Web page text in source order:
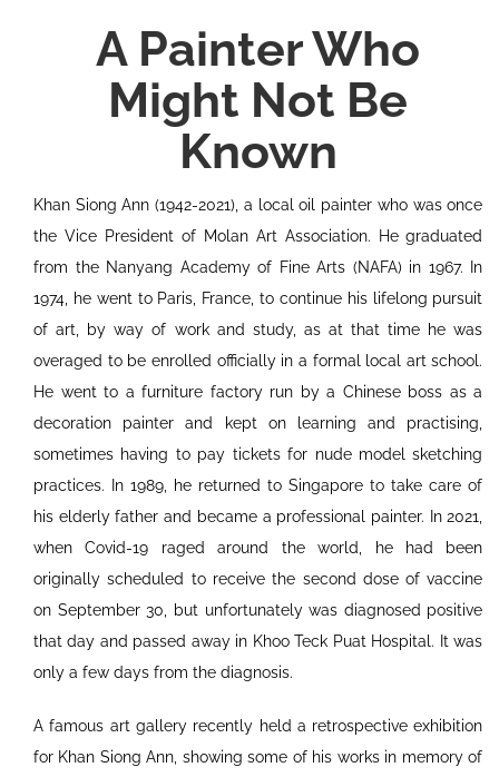
A Painter Who
Might Not Be
Known
Khan Siong Ann (1942-2021), a local oil painter who was once
the Vice President of Molan Art Association. He graduated
from the Nanyang Academy of Fine Arts (NAFA) in 1967. In
1974, he went to Paris, France, to continue his lifelong pursuit
of art, by way of work and study, as at that time he was
overaged to be enrolled officially in a formal local art school.
He went to a furniture factory run by a Chinese boss as a
decoration painter and kept on learning and practising,
sometimes having to pay tickets for nude model sketching
practices. In 1989, he returned to Singapore to take care of
his elderly father and became a professional painter. In 2021,
when Covid-19 raged around the world, he had been
originally scheduled to receive the second dose of vaccine
on September 30, but unfortunately was diagnosed positive
that day and passed away in Khoo Teck Puat Hospital. It was
only a few days from the diagnosis.
A famous art gallery recently held a retrospective exhibition
for Khan Siong Ann, showing some of his works in memory of